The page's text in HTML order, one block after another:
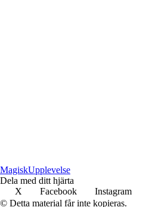
MagiskUpplevelse
Dela med ditt hjärta
X
Facebook Instagram
© Detta material får inte kopieras.